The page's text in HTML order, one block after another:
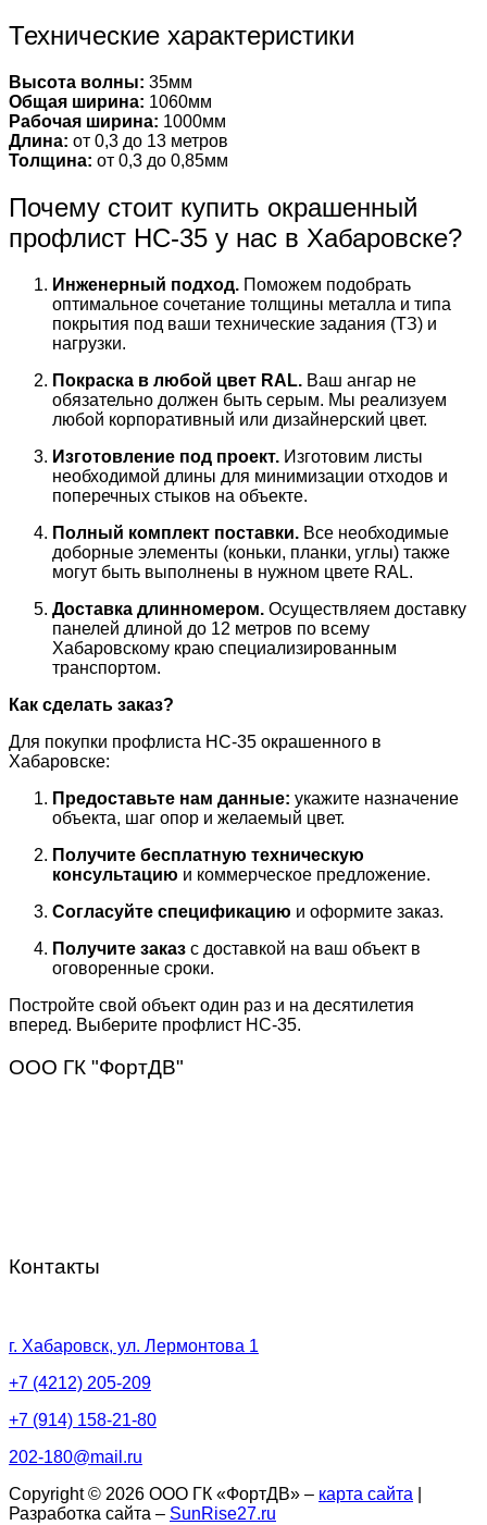
Технические характеристики
Высота волны: 35мм
Общая ширина: 1060мм
Рабочая ширина: 1000мм
Длина: от 0,3 до 13 метров
Толщина: от 0,3 до 0,85мм
Почему стоит купить окрашенный
профлист НС-35 у нас в Хабаровске?
Инженерный подход. Поможем подобрать
оптимальное сочетание толщины металла и типа
покрытия под ваши технические задания (ТЗ) и
нагрузки.
Покраска в любой цвет RAL. Ваш ангар не
обязательно должен быть серым. Мы реализуем
любой корпоративный или дизайнерский цвет.
Изготовление под проект. Изготовим листы
необходимой длины для минимизации отходов и
поперечных стыков на объекте.
Полный комплект поставки. Все необходимые
доборные элементы (коньки, планки, углы) также
могут быть выполнены в нужном цвете RAL.
Доставка длинномером. Осуществляем доставку
панелей длиной до 12 метров по всему
Хабаровскому краю специализированным
транспортом.
Как сделать заказ?
Для покупки профлиста НС-35 окрашенного в
Хабаровске:
Предоставьте нам данные: укажите назначение
объекта, шаг опор и желаемый цвет.
Получите бесплатную техническую
консультацию и коммерческое предложение.
Согласуйте спецификацию и оформите заказ.
Получите заказ с доставкой на ваш объект в
оговоренные сроки.
Постройте свой объект один раз и на десятилетия
вперед. Выберите профлист НС-35.
ООО ГК "ФортДВ"
Контакты
г. Хабаровск, ул. Лермонтова 1
+7 (4212) 205-209
+7 (914) 158-21-80
202-180@mail.ru
Copyright © 2026 ООО ГК «ФортДВ» – карта сайта
Разработка сайта – SunRise27.ru